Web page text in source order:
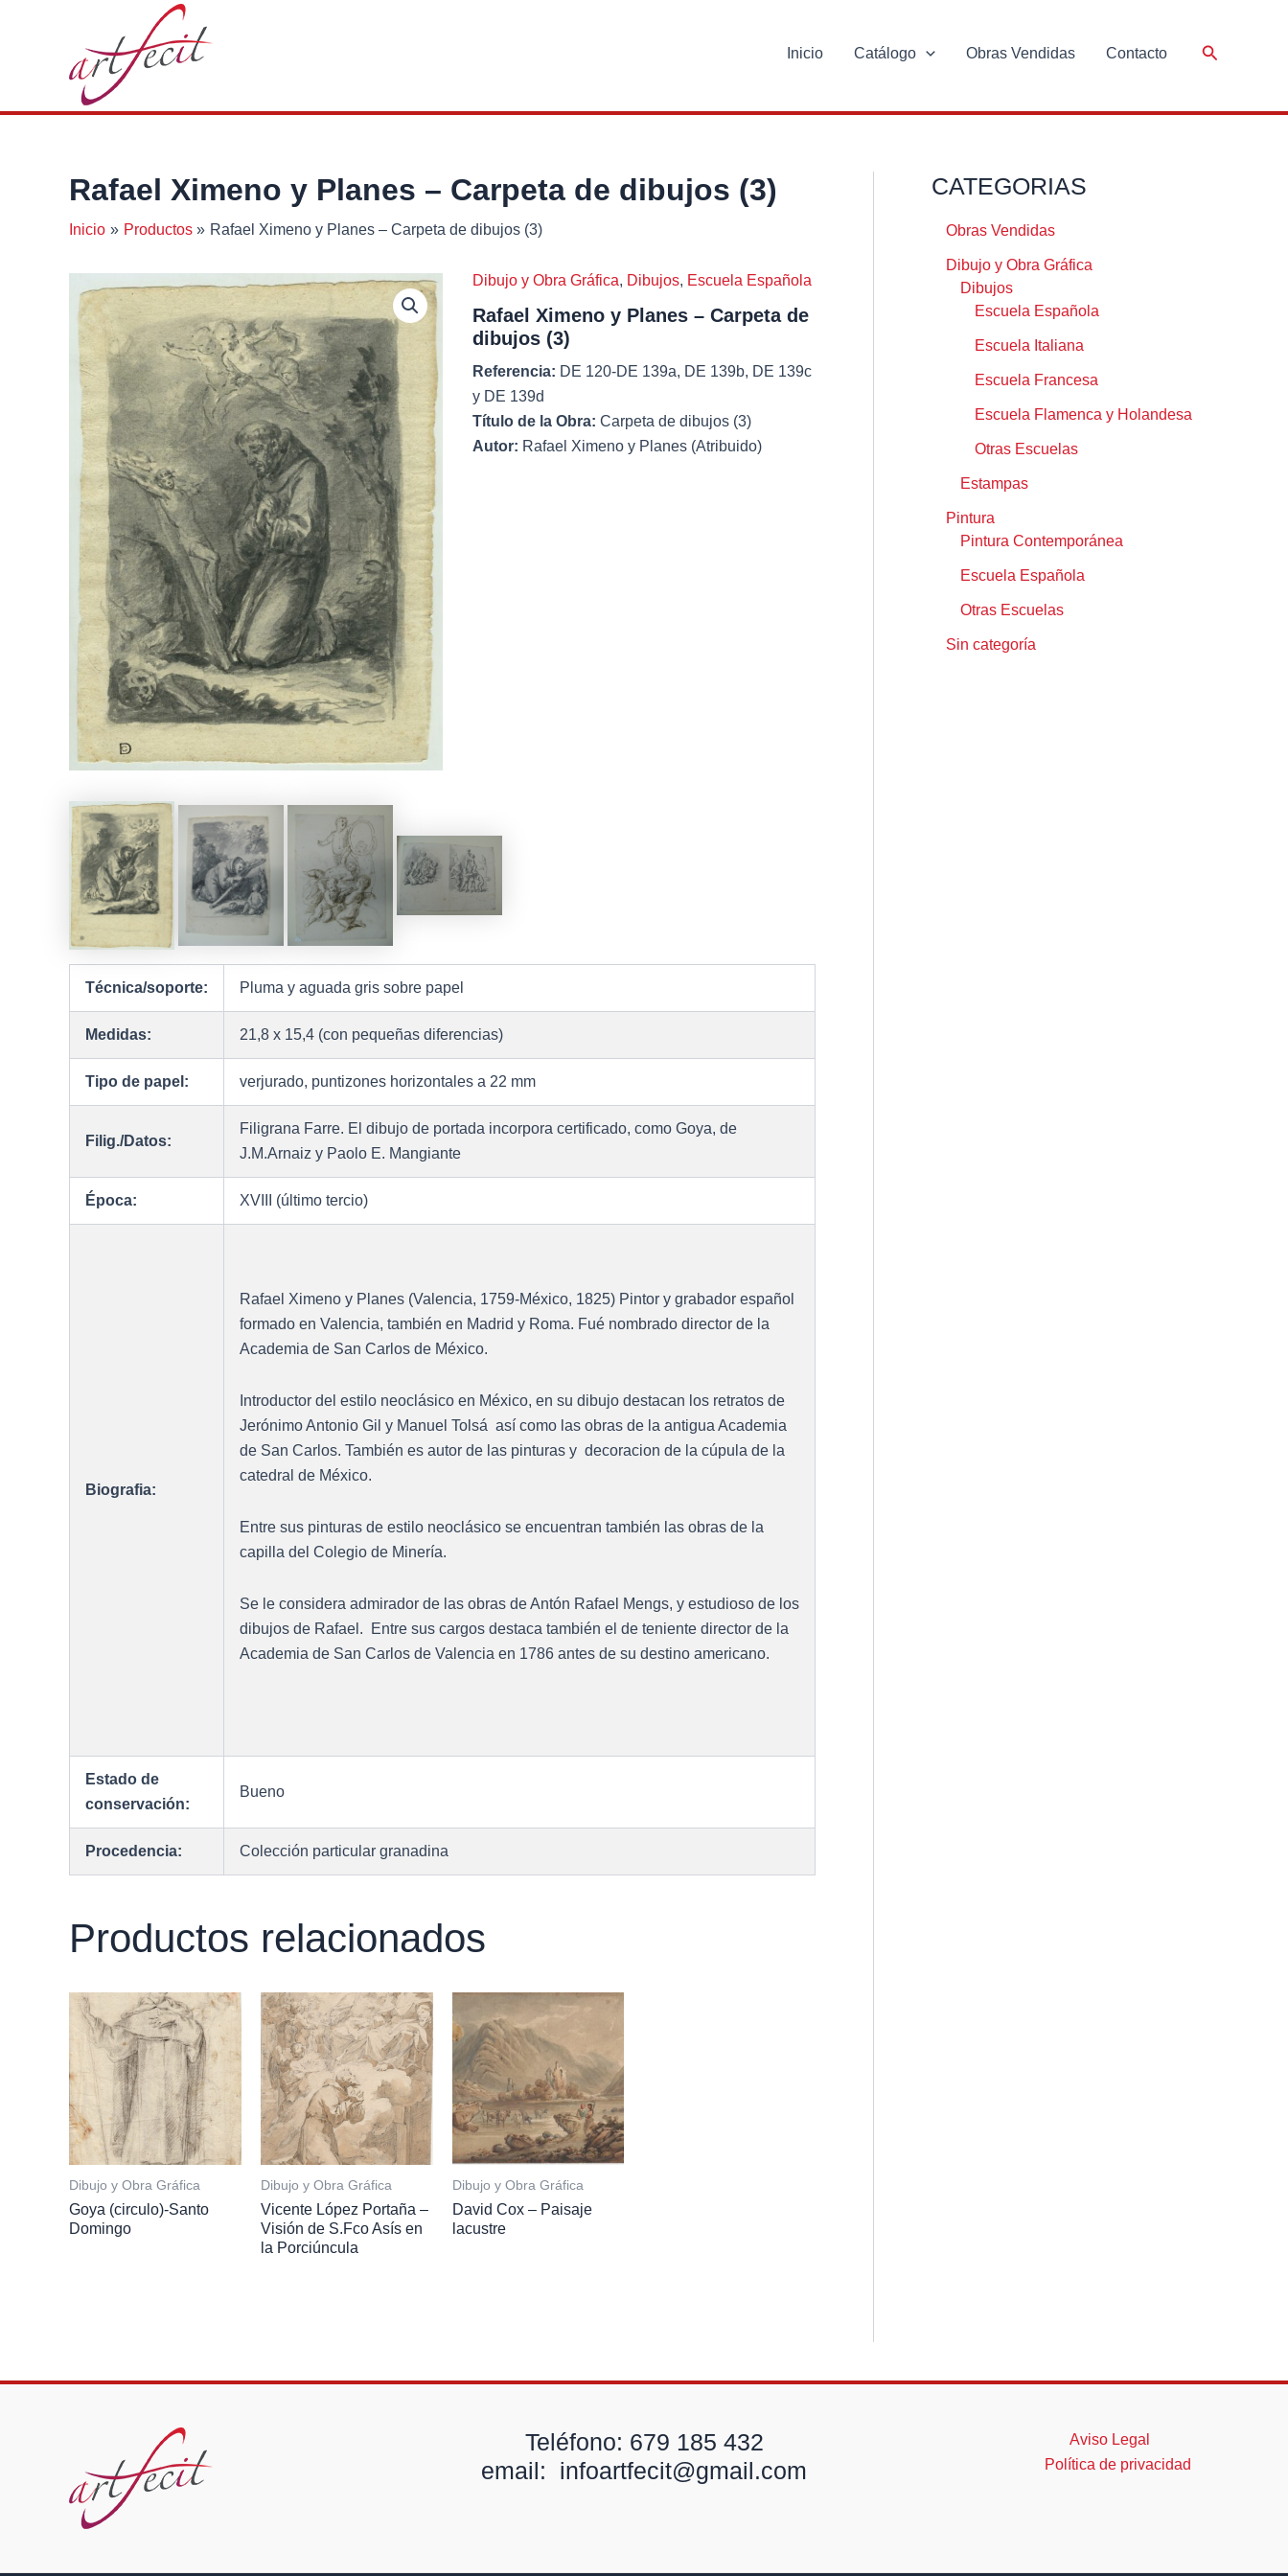
Inicio Catálogo Obras Vendidas Contacto
Rafael Ximeno y Planes – Carpeta de dibujos (3)
Inicio Productos Rafael Ximeno y Planes – Carpeta de dibujos (3)
Dibujo y Obra Gráfica, Dibujos, Escuela Española
Rafael Ximeno y Planes – Carpeta de
dibujos (3)
Referencia: DE 120-DE 139a, DE 139b, DE 139c
y DE 139d
Título de la Obra: Carpeta de dibujos (3)
Autor: Rafael Ximeno y Planes (Atribuido)
Técnica/soporte: Pluma y aguada gris sobre papel
Medidas: 21,8 x 15,4 (con pequeñas diferencias)
Tipo de papel: verjurado, puntizones horizontales a 22 mm
Filig./Datos:
Filigrana Farre. El dibujo de portada incorpora certificado, como Goya, de
J.M.Arnaiz y Paolo E. Mangiante
Época: XVIII (último tercio)
Biografia:
Rafael Ximeno y Planes (Valencia, 1759-México, 1825) Pintor y grabador español
formado en Valencia, también en Madrid y Roma. Fué nombrado director de la
Academia de San Carlos de México.
Introductor del estilo neoclásico en México, en su dibujo destacan los retratos de
Jerónimo Antonio Gil y Manuel Tolsá así como las obras de la antigua Academia
de San Carlos. También es autor de las pinturas y decoracion de la cúpula de la
catedral de México.
Entre sus pinturas de estilo neoclásico se encuentran también las obras de la
capilla del Colegio de Minería.
Se le considera admirador de las obras de Antón Rafael Mengs, y estudioso de los
dibujos de Rafael. Entre sus cargos destaca también el de teniente director de la
Academia de San Carlos de Valencia en 1786 antes de su destino americano.
Estado de
conservación:
Bueno
Procedencia: Colección particular granadina
Productos relacionados
Dibujo y Obra Gráfica
Goya (circulo)-Santo
Domingo
Dibujo y Obra Gráfica
Vicente López Portaña –
Visión de S.Fco Asís en
la Porciúncula
Dibujo y Obra Gráfica
David Cox – Paisaje
lacustre
CATEGORIAS
Obras Vendidas
Dibujo y Obra Gráfica
Dibujos
Escuela Española
Escuela Italiana
Escuela Francesa
Escuela Flamenca y Holandesa
Otras Escuelas
Estampas
Pintura
Pintura Contemporánea
Escuela Española
Otras Escuelas
Sin categoría
Teléfono: 679 185 432
email: infoartfecit@gmail.com
Aviso Legal
Política de privacidad